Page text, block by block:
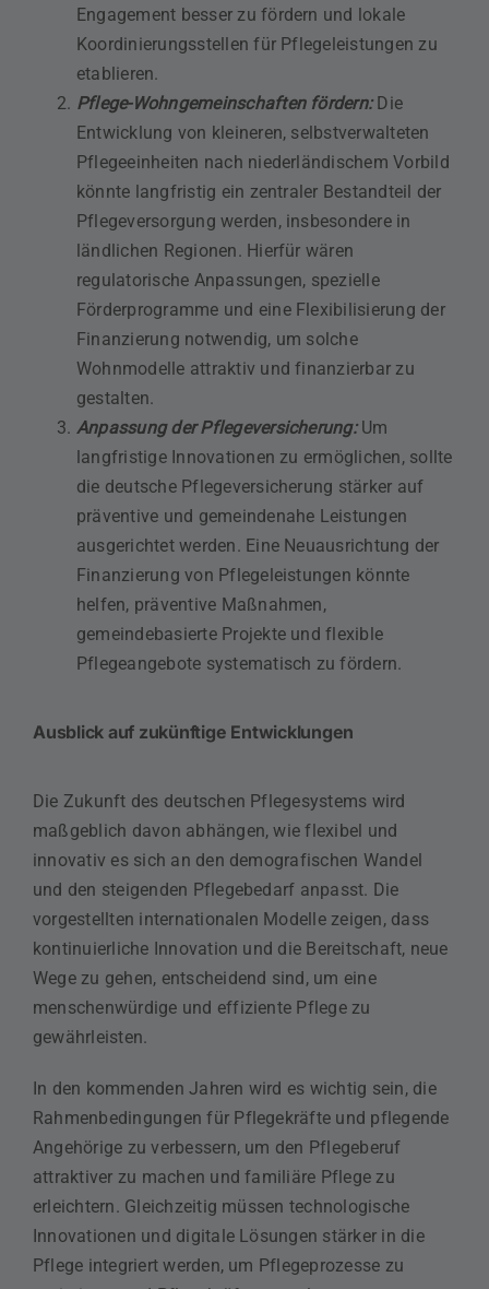
Engagement besser zu fördern und lokale
Koordinierungsstellen für Pflegeleistungen zu
etablieren.
Pflege-Wohngemeinschaften fördern:Die
Entwicklung von kleineren, selbstverwalteten
Pflegeeinheiten nach niederländischem Vorbild
könnte langfristig ein zentraler Bestandteil der
Pflegeversorgung werden, insbesondere in
ländlichen Regionen. Hierfür wären
regulatorische Anpassungen, spezielle
Förderprogramme und eine Flexibilisierung der
Finanzierung notwendig, um solche
Wohnmodelle attraktiv und finanzierbar zu
gestalten.
Anpassung der Pflegeversicherung:Um
langfristige Innovationen zu ermöglichen, sollte
die deutsche Pflegeversicherung stärker auf
präventive und gemeindenahe Leistungen
ausgerichtet werden. Eine Neuausrichtung der
Finanzierung von Pflegeleistungen könnte
helfen, präventive Maßnahmen,
gemeindebasierte Projekte und flexible
Pflegeangebote systematisch zu fördern.
Ausblick auf zukünftige Entwicklungen
Die Zukunft des deutschen Pflegesystems wird
maßgeblich davon abhängen, wie flexibel und
innovativ es sich an den demografischen Wandel
und den steigenden Pflegebedarf anpasst. Die
vorgestellten internationalen Modelle zeigen, dass
kontinuierliche Innovation und die Bereitschaft, neue
Wege zu gehen, entscheidend sind, um eine
menschenwürdige und effiziente Pflege zu
gewährleisten.
In den kommenden Jahren wird es wichtig sein, die
Rahmenbedingungen für Pflegekräfte und pflegende
Angehörige zu verbessern, um den Pflegeberuf
attraktiver zu machen und familiäre Pflege zu
erleichtern. Gleichzeitig müssen technologische
Innovationen und digitale Lösungen stärker in die
Pflege integriert werden, um Pflegeprozesse zu